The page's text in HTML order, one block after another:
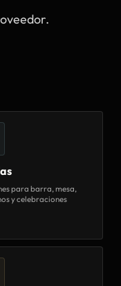
para barra, mesa,
y celebraciones